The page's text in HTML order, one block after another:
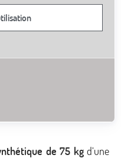
de 75 kg d’une